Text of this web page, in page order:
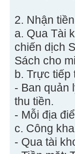
2. Nhận
a. Qua Tài
chiến dịch
Sách cho
b. Trực tiếp
- Ban quản
thu tiền.
- Mỗi địa
c. Công
- Qua tài